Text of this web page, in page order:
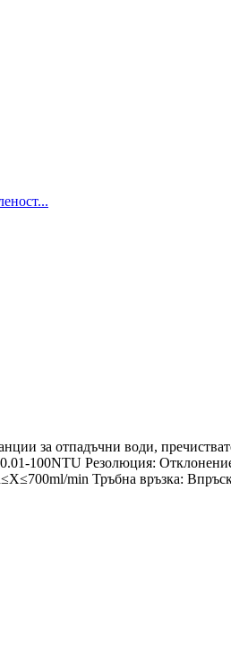
за отпадъчни води,
100NTU Резолюция:
min Тръбна връзка: